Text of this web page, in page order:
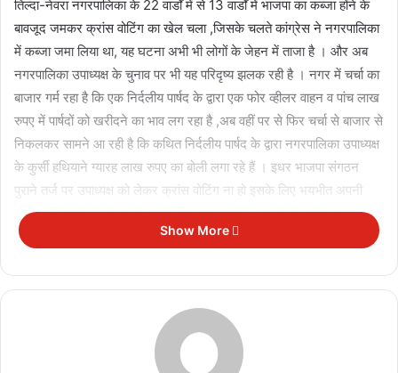
तिल्दा-नेवरा नगरपालिका के 22 वार्डों में से 13 वार्डों में भाजपा का कब्जा होंने के
बावजूद जमकर क्रांस वोटिंग का खेल चला ,जिसके चलते कांग्रेस ने नगरपालिका
में कब्जा जमा लिया था, यह घटना अभी भी लोगों के जेहन में ताजा है ‌। और अब
नगरपालिका उपाध्यक्ष के चुनाव पर भी यह परिदृष्य झलक रही है । नगर में चर्चा का
बाजार गर्म रहा है कि एक निर्दलीय पार्षद के द्वारा एक फोर व्हीलर वाहन व पांच लाख
रुपए में पार्षदों को खरीदने का भाव लग रहा है ,अब वहीं पर से फिर चर्चा से बाजार से
निकलकर सामने आ रही है कि कथित निर्दलीय पार्षद के द्वारा नगरपालिका उपाध्यक्ष
के कुर्सी हथियाने ग्यारह लाख रुपए का बोली लगा रहे हैं । इधर भाजपा संगठन
पुराने तर्ज पर उपाध्यक्ष को लेकर क्रांस वोटिंग ना हो इसके लिए भयभीत अपनी
सुरक्षा की तैयारी में लगे हुए हैं ,इसके लिए जानकारी में आया हे कि बतौर सुरक्षा
भाजपा पार्षदों को सुरक्षित रूप से एकत्रित किया जा रहा है । एक तरफ लाखों रुपए
Show More